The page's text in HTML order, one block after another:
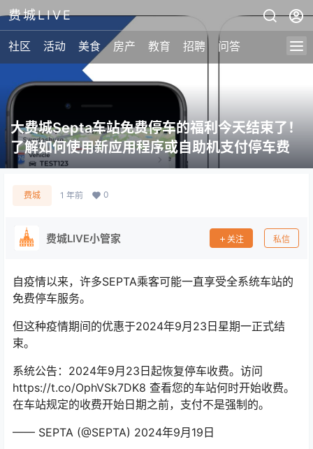
费城LIVE
社区 活动 美食 房产 教育 招聘 问答
大费城Septa车站免费停车的福利今天结束了！
了解如何使用新应用程序或自助机支付停车费
费城 1 年前 0
费城LIVE小管家 关注 私信
自疫情以来，许多SEPTA乘客可能一直享受全系统车站的
免费停车服务。
但这种疫情期间的优惠于2024年9月23日星期一正式结
束。
系统公告：2024年9月23日起恢复停车收费。访问
https://t.co/OphVSk7DK8 查看您的车站何时开始收费。
在车站规定的收费开始日期之前，支付不是强制的。
—— SEPTA (@SEPTA) 2024年9月19日